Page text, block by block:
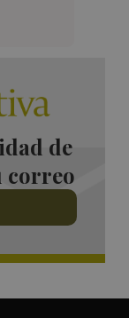
de
correo